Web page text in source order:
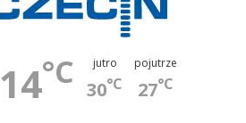
14°C jutro
30°C
pojutrze
27°C